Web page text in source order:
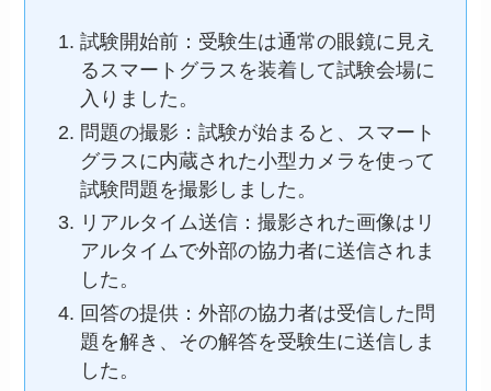
試験開始前：受験生は通常の眼鏡に見え
るスマートグラスを装着して試験会場に
入りました。
問題の撮影：試験が始まると、スマート
グラスに内蔵された小型カメラを使って
試験問題を撮影しました。
リアルタイム送信：撮影された画像はリ
アルタイムで外部の協力者に送信されま
した。
回答の提供：外部の協力者は受信した問
題を解き、その解答を受験生に送信しま
した。